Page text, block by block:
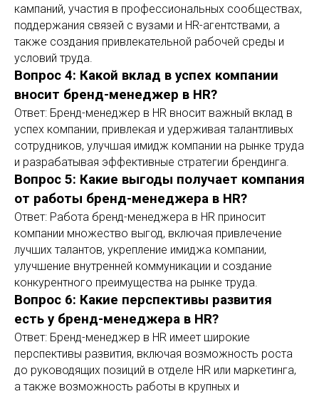
кампаний, участия в профессиональных сообществах,
поддержания связей с вузами и HR-агентствами, а
также создания привлекательной рабочей среды и
условий труда.
Вопрос 4: Какой вклад в успех компании
вносит бренд-менеджер в HR?
Ответ: Бренд-менеджер в HR вносит важный вклад в
успех компании, привлекая и удерживая талантливых
сотрудников, улучшая имидж компании на рынке труда
и разрабатывая эффективные стратегии брендинга.
Вопрос 5: Какие выгоды получает компания
от работы бренд-менеджера в HR?
Ответ: Работа бренд-менеджера в HR приносит
компании множество выгод, включая привлечение
лучших талантов, укрепление имиджа компании,
улучшение внутренней коммуникации и создание
конкурентного преимущества на рынке труда.
Вопрос 6: Какие перспективы развития
есть у бренд-менеджера в HR?
Ответ: Бренд-менеджер в HR имеет широкие
перспективы развития, включая возможность роста
до руководящих позиций в отделе HR или маркетинга,
а также возможность работы в крупных и